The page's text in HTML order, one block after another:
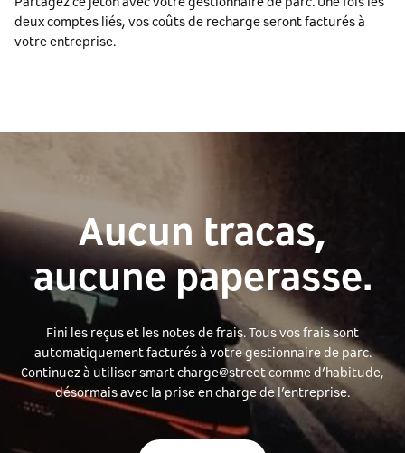
Partagez ce jeton avec votre gestionnaire de parc. Une fois les
deux comptes liés, vos coûts de recharge seront facturés à
votre entreprise.
Aucun tracas,
aucune paperasse.
Fini les reçus et les notes de frais. Tous vos frais sont
automatiquement facturés à votre gestionnaire de parc.
Continuez à utiliser smart charge@street comme d’habitude,
désormais avec la prise en charge de l’entreprise.